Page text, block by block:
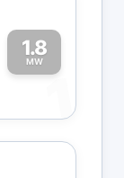
1.8
MW
1